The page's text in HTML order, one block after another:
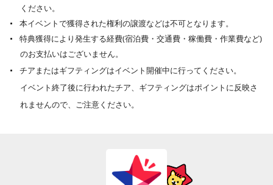
ください。
本イベントで獲得された権利の譲渡などは不可となります。
特典獲得により発生する経費(宿泊費・交通費・稼働費・作業費など)
のお支払いはございません。
チアまたはギフティングはイベント開催中に行ってください。
イベント終了後に行われたチア、ギフティングはポイントに反映さ
れませんので、ご注意ください。